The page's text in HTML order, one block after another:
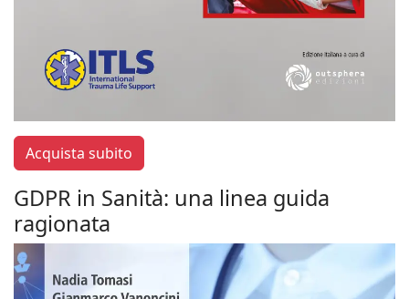
Acquista subito
GDPR in Sanità: una linea guida
ragionata